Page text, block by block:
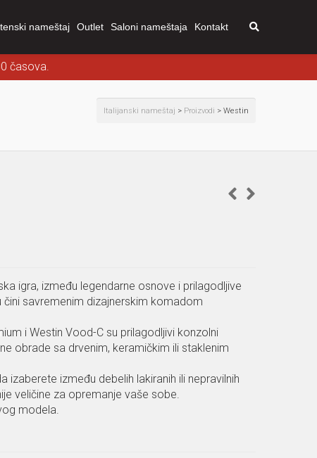
nameštaj Outlet Saloni nameštaja Kontakt
časova.
Italijanski nameštaj > Proizvodi > Westin
igra, između legendarne osnove i prilagodljive
savremenim dizajnerskim komadom
i Westin Vood-C su prilagodljivi konzolni
obrade sa drvenim, keramičkim ili staklenim
izaberete između debelih lakiranih ili nepravilnih
veličine za opremanje vaše sobe.
modela.